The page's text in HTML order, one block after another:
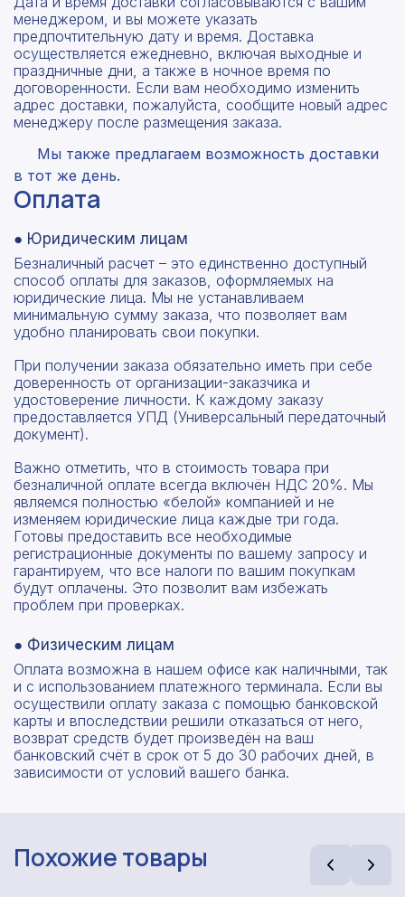
менеджером, и вы можете указать
предпочтительную дату и время. Доставка
осуществляется ежедневно, включая выходные и
праздничные дни, а также в ночное время по
договоренности. Если вам необходимо изменить
адрес доставки, пожалуйста, сообщите новый адрес
менеджеру после размещения заказа.
Мы также предлагаем возможность доставки
в тот же день.
Оплата
● Юридическим лицам
Безналичный расчет – это единственно доступный
способ оплаты для заказов, оформляемых на
юридические лица. Мы не устанавливаем
минимальную сумму заказа, что позволяет вам
удобно планировать свои покупки.
При получении заказа обязательно иметь при себе
доверенность от организации-заказчика и
удостоверение личности. К каждому заказу
предоставляется УПД (Универсальный передаточный
документ).
Важно отметить, что в стоимость товара при
безналичной оплате всегда включён НДС 20%. Мы
являемся полностью «белой» компанией и не
изменяем юридические лица каждые три года.
Готовы предоставить все необходимые
регистрационные документы по вашему запросу и
гарантируем, что все налоги по вашим покупкам
будут оплачены. Это позволит вам избежать
проблем при проверках.
● Физическим лицам
Оплата возможна в нашем офисе как наличными, так
и с использованием платежного терминала. Если вы
осуществили оплату заказа с помощью банковской
карты и впоследствии решили отказаться от него,
возврат средств будет произведён на ваш
банковский счёт в срок от 5 до 30 рабочих дней, в
зависимости от условий вашего банка.
Похожие товары